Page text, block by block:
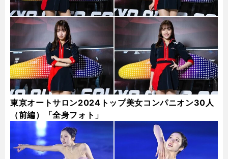
東京オートサロン2024トップ美女コンパニオン30人
（前編）「全身フォト」